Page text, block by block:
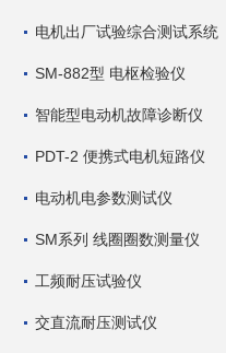
电机出厂试验综合测试系统
SM-882型 电枢检验仪
智能型电动机故障诊断仪
PDT-2 便携式电机短路仪
电动机电参数测试仪
SM系列 线圈圈数测量仪
工频耐压试验仪
交直流耐压测试仪